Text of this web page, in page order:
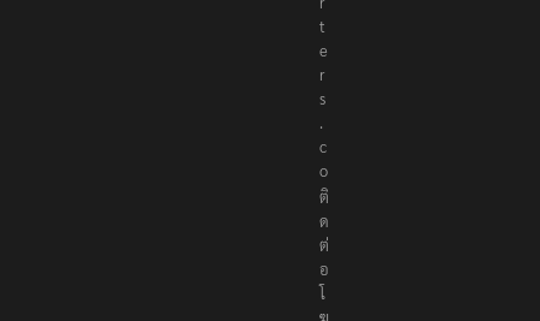
t
e
r
s
.
c
o
ติ
ด
ต่
อ
โ
ฆ